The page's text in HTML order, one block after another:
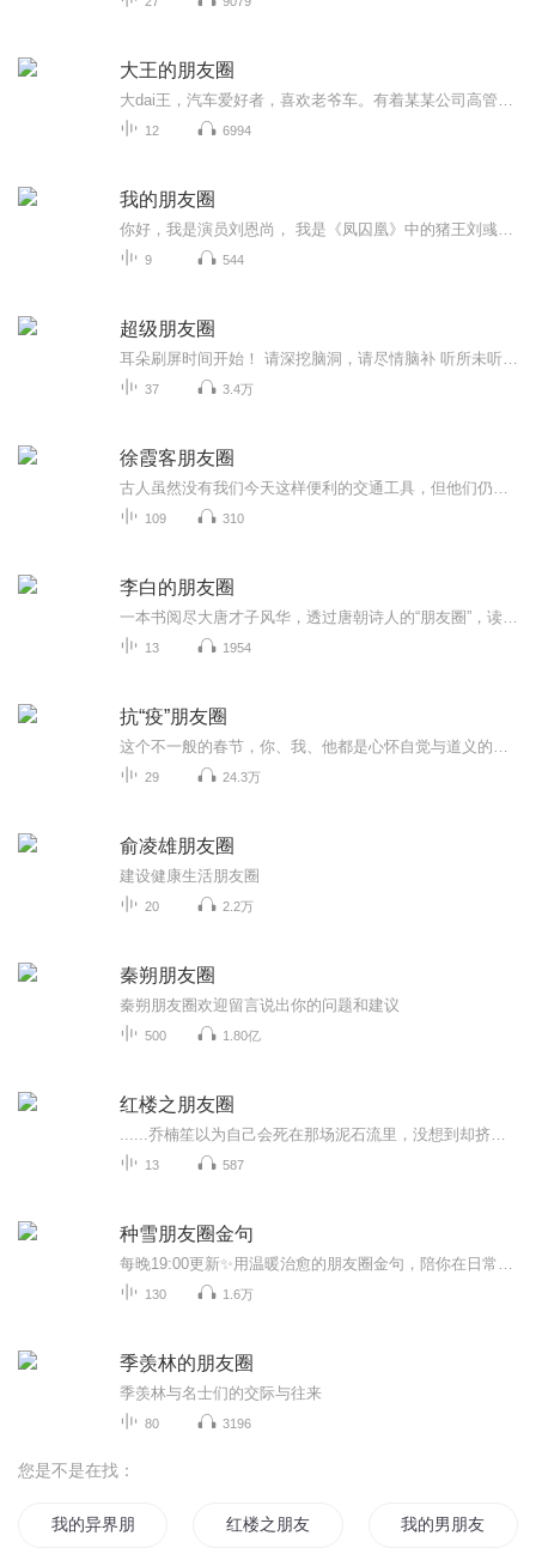
大王的朋友圈
12 6994
我的朋友圈
9 544
超级朋友圈
37 3.4万
徐霞客朋友圈
109 310
李白的朋友圈
13 1954
抗“疫”朋友圈
29 24.3万
俞凌雄朋友圈
建设健康生活朋友圈
20 2.2万
秦朔朋友圈
秦朔朋友圈欢迎留言说出你的问题和建议
500 1.80亿
红楼之朋友圈
13 587
种雪朋友圈金句
130 1.6万
季羡林的朋友圈
季羡林与名士们的交际与往来
80 3196
您是不是在找：
我的异界朋友们 红楼之朋友圈 我的男朋友